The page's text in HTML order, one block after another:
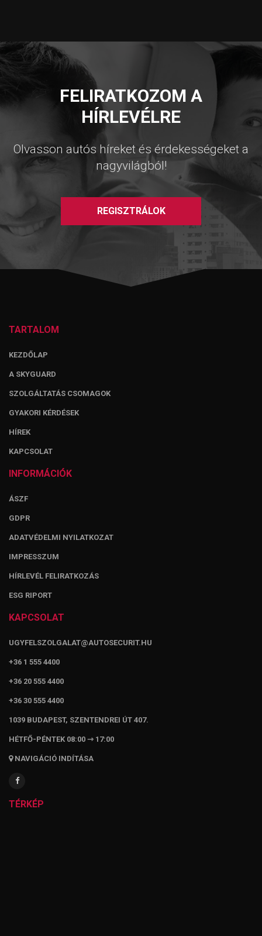
FELIRATKOZOM A
HÍRLEVÉLRE
Olvasson autós híreket és érdekességeket a
nagyvilágból!
REGISZTRÁLOK
TARTALOM
KEZDŐLAP
A SKYGUARD
SZOLGÁLTATÁS CSOMAGOK
GYAKORI KÉRDÉSEK
HÍREK
KAPCSOLAT
INFORMÁCIÓK
ÁSZF
GDPR
ADATVÉDELMI NYILATKOZAT
IMPRESSZUM
HÍRLEVÉL FELIRATKOZÁS
ESG RIPORT
KAPCSOLAT
UGYFELSZOLGALAT@AUTOSECURIT.HU
+36 1 555 4400
+36 20 555 4400
+36 30 555 4400
1039 BUDAPEST, SZENTENDREI ÚT 407.
HÉTFŐ-PÉNTEK 08:00 ⇾ 17:00
NAVIGÁCIÓ INDÍTÁSA
TÉRKÉP